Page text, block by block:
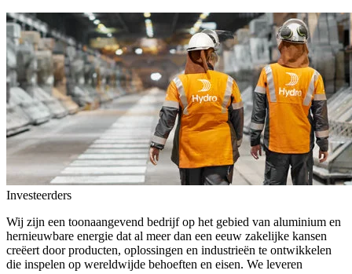
Investeerders
Wij zijn een toonaangevend bedrijf op het gebied van aluminium en
hernieuwbare energie dat al meer dan een eeuw zakelijke kansen
creëert door producten, oplossingen en industrieën te ontwikkelen
die inspelen op wereldwijde behoeften en eisen. We leveren